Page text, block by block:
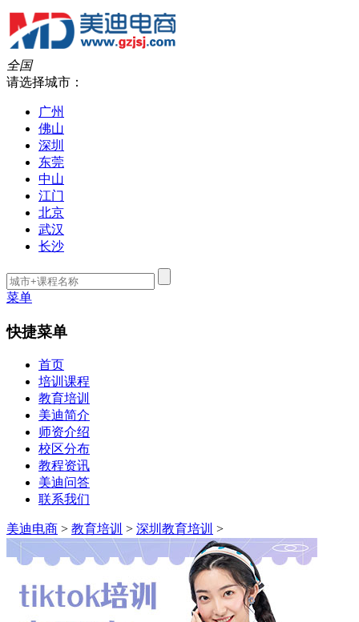
全国
请选择城市：
广州
佛山
深圳
东莞
中山
江门
北京
武汉
长沙
菜单
快捷菜单
首页
培训课程
教育培训
美迪简介
师资介绍
校区分布
教程资讯
美迪问答
联系我们
美迪电商 > 教育培训 > 深圳教育培训 >